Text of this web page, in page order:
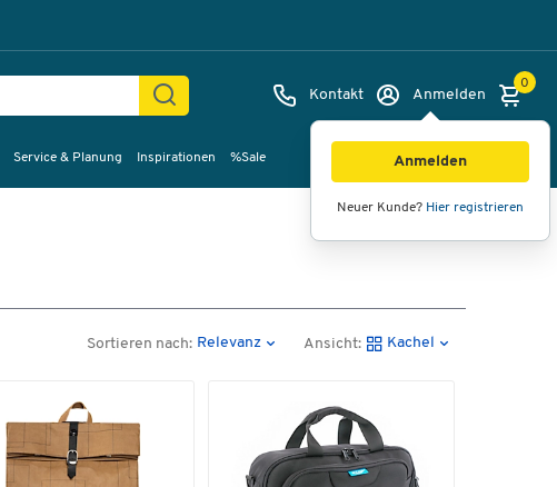
Kontakt Anmelden
Anmelden
Neuer Kunde? Hier registrieren
0
Service & Planung Inspirationen %Sale
Sortieren nach: Relevanz Ansicht: Kachel